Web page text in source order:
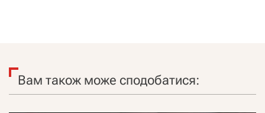
Вам також може сподобатися: